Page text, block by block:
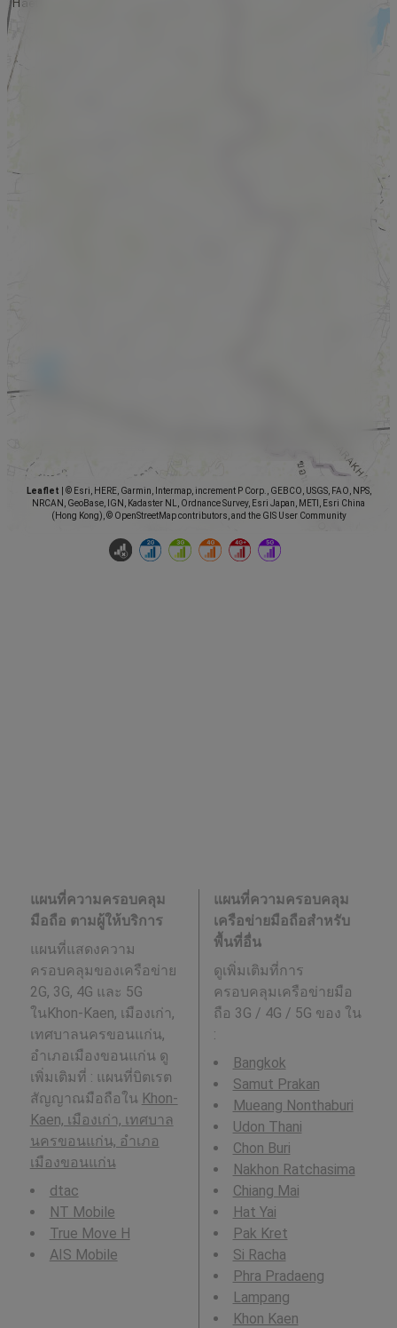
Leaflet
© Esri, HERE, Garmin, Intermap, increment P Corp., GEBCO, USGS, FAO, NPS,
NRCAN, GeoBase, IGN, Kadaster NL, Ordnance Survey, Esri Japan, METI, Esri China
(Hong Kong), © OpenStreetMap contributors, and the GIS User Community
แผนที่ความครอบคลุม
มือถือ ตามผู้ให้บริการ
แผนที่แสดงความ
ครอบคลุมของเครือข่าย
2G, 3G, 4G และ 5G
ในKhon-Kaen, เมืองเก่า,
เทศบาลนครขอนแก่น,
อำเภอเมืองขอนแก่น ดู
เพิ่มเติมที่ : แผนที่บิตเรต
สัญญาณมือถือใน Khon-
Kaen, เมืองเก่า, เทศบาล
นครขอนแก่น, อำเภอ
เมืองขอนแก่น
dtac
NT Mobile
True Move H
AIS Mobile
แผนที่ความครอบคลุม
เครือข่ายมือถือสำหรับ
พื้นที่อื่น
ดูเพิ่มเติมที่การ
ครอบคลุมเครือข่ายมือ
ถือ 3G / 4G / 5G ของ ใน
:
Bangkok
Samut Prakan
Mueang Nonthaburi
Udon Thani
Chon Buri
Nakhon Ratchasima
Chiang Mai
Hat Yai
Pak Kret
Si Racha
Phra Pradaeng
Lampang
Khon Kaen